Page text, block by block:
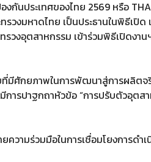
นประเทศของไทย 2569 หรือ
งมหาดไทย เป็นประธานในพิธีเปิด
งอุตสาหกรรม เข้าร่วมพิธีเปิดงา
มีศักยภาพในการพัฒนาสู่การผลิตจ
รปาฐกถาหัวข้อ “การปรับตัวอุตส
วามร่วมมือในการเชื่อมโยงการด